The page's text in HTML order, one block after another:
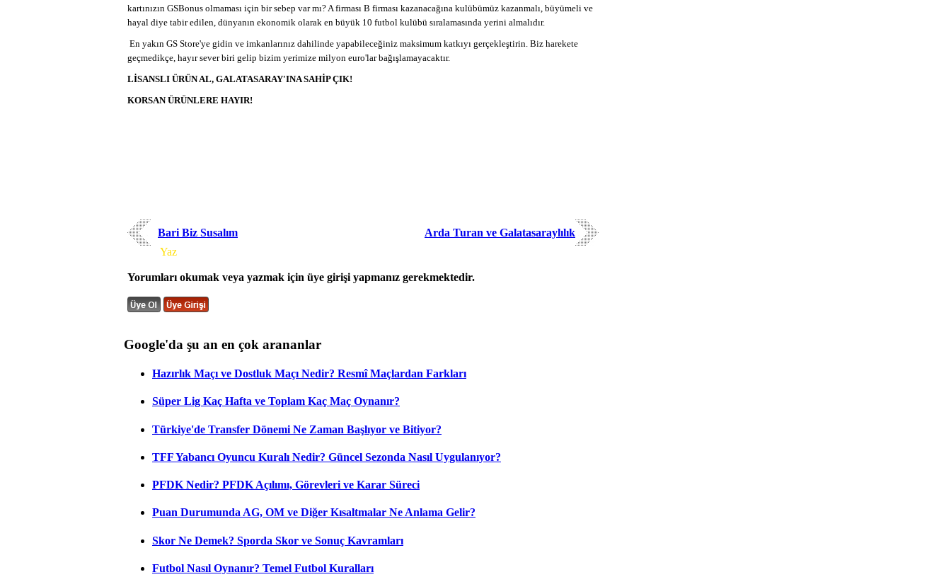
kartınızın GSBonus olmaması için bir sebep var mı? A firması B firması kazanacağına kulübümüz kazanmalı, büyümeli ve
hayal diye tabir edilen, dünyanın ekonomik olarak en büyük 10 futbol kulübü sıralamasında yerini almalıdır.
En yakın GS Store'ye gidin ve imkanlarınız dahilinde yapabileceğiniz maksimum katkıyı gerçekleştirin. Biz harekete
geçmedikçe, hayır sever biri gelip bizim yerimize milyon euro'lar bağışlamayacaktır.
LİSANSLI ÜRÜN AL, GALATASARAY'INA SAHİP ÇIK!
KORSAN ÜRÜNLERE HAYIR!
Bari Biz Susalım
Arda Turan ve Galatasaraylılık
Yaz
Yorumları okumak veya yazmak için üye girişi yapmanız gerekmektedir.
Google'da şu an en çok arananlar
Hazırlık Maçı ve Dostluk Maçı Nedir? Resmî Maçlardan Farkları
Süper Lig Kaç Hafta ve Toplam Kaç Maç Oynanır?
Türkiye'de Transfer Dönemi Ne Zaman Başlıyor ve Bitiyor?
TFF Yabancı Oyuncu Kuralı Nedir? Güncel Sezonda Nasıl Uygulanıyor?
PFDK Nedir? PFDK Açılımı, Görevleri ve Karar Süreci
Puan Durumunda AG, OM ve Diğer Kısaltmalar Ne Anlama Gelir?
Skor Ne Demek? Sporda Skor ve Sonuç Kavramları
Futbol Nasıl Oynanır? Temel Futbol Kuralları